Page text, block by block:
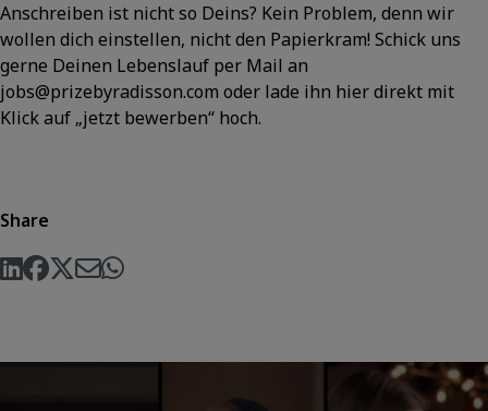
Anschreiben ist nicht so Deins? Kein Problem, denn wir
wollen dich einstellen, nicht den Papierkram! Schick uns
gerne Deinen Lebenslauf per Mail an
jobs@prizebyradisson.com oder lade ihn hier direkt mit
Klick auf „jetzt bewerben“ hoch.
Share